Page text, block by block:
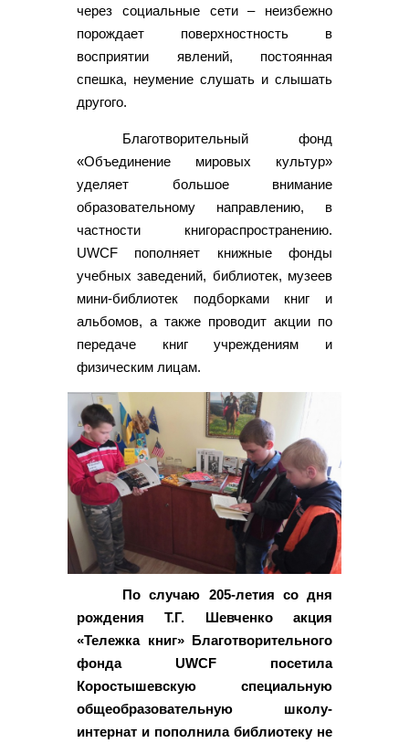
через социальные сети – неизбежно
порождает поверхностность в
восприятии явлений, постоянная
спешка, неумение слушать и слышать
другого.
Благотворительный фонд
«Объединение мировых культур»
уделяет большое внимание
образовательному направлению, в
частности книгораспространению.
UWCF пополняет книжные фонды
учебных заведений, библиотек, музеев
мини-библиотек подборками книг и
альбомов, а также проводит акции по
передаче книг учреждениям и
физическим лицам.
По случаю 205-летия со дня
рождения Т.Г. Шевченко акция
«Тележка книг» Благотворительного
фонда UWCF посетила
Коростышевскую специальную
общеобразовательную школу-
интернат и пополнила библиотеку не